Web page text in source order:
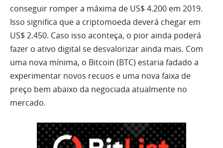
conseguir romper a máxima de US$ 4.200 em 2019.
Isso significa que a criptomoeda deverá chegar em
US$ 2.450. Caso isso aconteça, o pior ainda poderá
fazer o ativo digital se desvalorizar ainda mais. Com
uma nova mínima, o Bitcoin (BTC) estaria fadado a
experimentar novos recuos e uma nova faixa de
preço bem abaixo da negociada atualmente no
mercado.